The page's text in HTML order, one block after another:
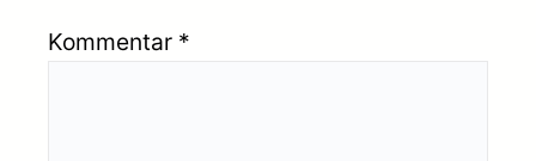
Kommentar *